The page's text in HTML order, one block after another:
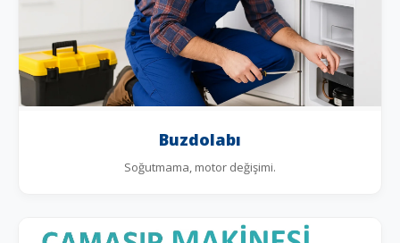
Buzdolabı
Soğutmama, motor değişimi.